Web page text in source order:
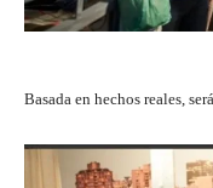
Basada en hechos reales,